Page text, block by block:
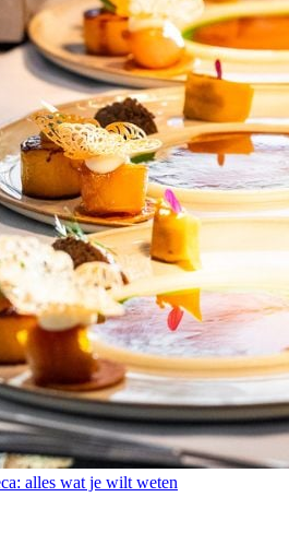
alles wat je wilt weten